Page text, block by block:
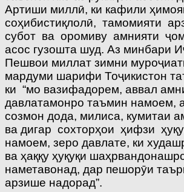
Артиши миллӣ, ки кафили
соҳибистиқлолӣ, тамомияти
субот ва оромиву амнияти
асос гузошта шуд. Аз минбари
Пешвои миллат зимни
мардуми шарифи Тоҷикистон
ки “мо вазифадорем, аввал
давлатамонро таъмин намоем,
созмон дода, милиса, кумитаи
ва дигар сохторҳои ҳифзи
намоем, зеро давлате, ки
ва ҳаққу ҳуқуқи
наметавонад, дар пешорӯи
арзише надорад”.